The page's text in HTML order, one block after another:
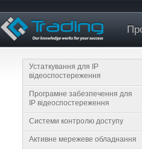
Устаткування для IP
відеоспостереження
Програмне забезпечення для
IP відеоспостереження
Системи контролю доступу
Активне мережеве обладнання